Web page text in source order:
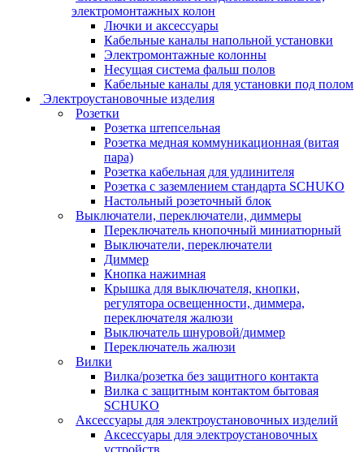
электромонтажных колон
Лючки и аксессуары
Кабельные каналы напольной установки
Электромонтажные колонны
Несущая система фальш полов
Кабельные каналы для установки под полом
Электроустановочные изделия
Розетки
Розетка штепсельная
Розетка медная коммуникационная (витая
пара)
Розетка кабельная для удлинителя
Розетка с заземлением стандарта SCHUKO
Настольный розеточный блок
Выключатели, переключатели, диммеры
Переключатель кнопочный миниатюрный
Выключатели, переключатели
Диммер
Кнопка нажимная
Крышка для выключателя, кнопки,
регулятора освещенности, диммера,
переключателя жалюзи
Выключатель шнуровой/диммер
Переключатель жалюзи
Вилки
Вилка/розетка без защитного контакта
Вилка с защитным контактом бытовая
SCHUKO
Аксессуары для электроустановочных изделий
Аксессуары для электроустановочных
устройств